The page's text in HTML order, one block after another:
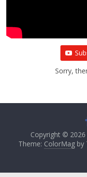
Sorry,
Copyright © 2026
Theme: ColorMagby